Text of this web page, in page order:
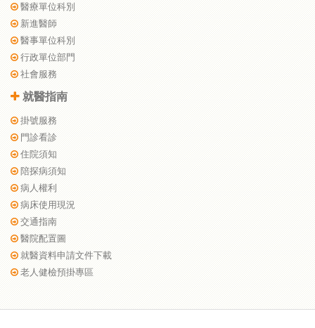
醫療單位科別
新進醫師
醫事單位科別
行政單位部門
社會服務
就醫指南
掛號服務
門診看診
住院須知
陪探病須知
病人權利
病床使用現況
交通指南
醫院配置圖
就醫資料申請文件下載
老人健檢預掛專區